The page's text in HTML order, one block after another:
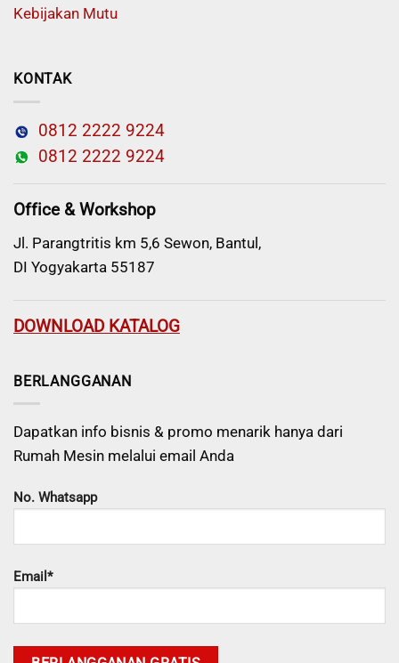
Kebijakan Mutu
KONTAK
0812 2222 9224
0812 2222 9224
Office & Workshop
Jl. Parangtritis km 5,6 Sewon, Bantul,
DI Yogyakarta 55187
DOWNLOAD KATALOG
BERLANGGANAN
Dapatkan info bisnis & promo menarik hanya dari
Rumah Mesin melalui email Anda
No. Whatsapp
Email*